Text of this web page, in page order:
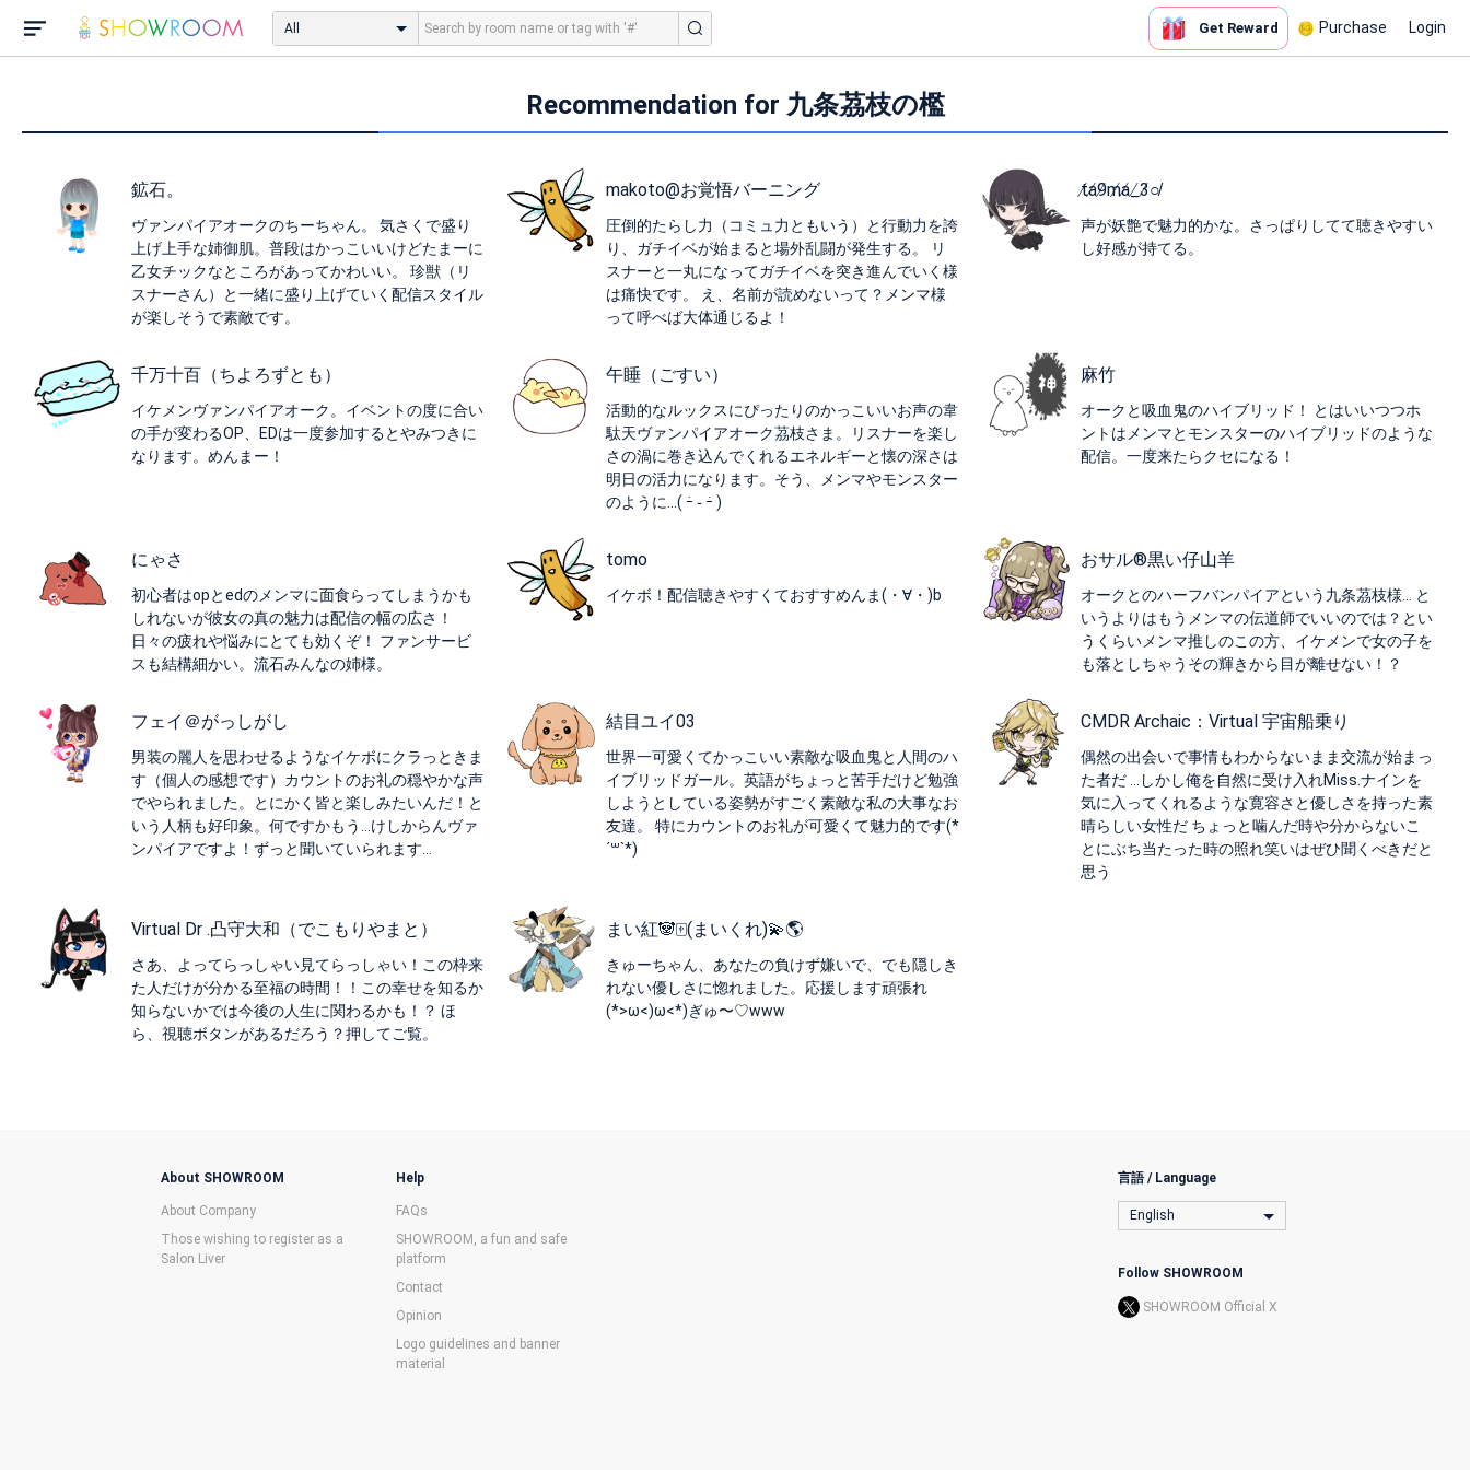
All Get Reward Purchase Login
Recommendation for 九条茘枝の檻
鉱石。
ヴァンパイアオークのちーちゃん。 気さくで盛り
上げ上手な姉御肌。普段はかっこいいけどたまーに
乙女チックなところがあってかわいい。 珍獣（リ
スナーさん）と一緒に盛り上げていく配信スタイル
が楽しそうで素敵です。
makoto@お覚悟バーニング
圧倒的たらし力（コミュ力ともいう）と行動力を誇
り、ガチイベが始まると場外乱闘が発生する。 リ
スナーと一丸になってガチイベを突き進んでいく様
は痛快です。 え、名前が読めないって？メンマ様
って呼べば大体通じるよ！
t̸a̸9̸m̸a̸_̸3̸○̸
声が妖艶で魅力的かな。さっぱりしてて聴きやすい
し好感が持てる。
千万十百（ちよろずとも）
イケメンヴァンパイアオーク。イベントの度に合い
の手が変わるOP、EDは一度参加するとやみつきに
なります。めんまー！
午睡（ごすい）
活動的なルックスにぴったりのかっこいいお声の韋
駄天ヴァンパイアオーク茘枝さま。リスナーを楽し
さの渦に巻き込んでくれるエネルギーと懐の深さは
明日の活力になります。そう、メンマやモンスター
のように…( ｰ̀ ֊ ｰ́ )
麻竹
オークと吸血鬼のハイブリッド！ とはいいつつホ
ントはメンマとモンスターのハイブリッドのような
配信。一度来たらクセになる！
にゃさ
初心者はopとedのメンマに面食らってしまうかも
しれないが彼女の真の魅力は配信の幅の広さ！
日々の疲れや悩みにとても効くぞ！ ファンサービ
スも結構細かい。流石みんなの姉様。
tomo
イケボ！配信聴きやすくておすすめんま(・∀・)b
おサル®️黒い仔山羊
オークとのハーフバンパイアという九条茘枝様… と
いうよりはもうメンマの伝道師でいいのでは？とい
うくらいメンマ推しのこの方、イケメンで女の子を
も落としちゃうその輝きから目が離せない！？
フェイ＠がっしがし
男装の麗人を思わせるようなイケボにクラっときま
す（個人の感想です）カウントのお礼の穏やかな声
でやられました。とにかく皆と楽しみたいんだ！と
いう人柄も好印象。何ですかもう…けしからんヴァ
ンパイアですよ！ずっと聞いていられます…
結目ユイ03
世界一可愛くてかっこいい素敵な吸血鬼と人間のハ
イブリッドガール。英語がちょっと苦手だけど勉強
しようとしている姿勢がすごく素敵な私の大事なお
友達。 特にカウントのお礼が可愛くて魅力的です(*
´꒳`*)
CMDR Archaic：Virtual 宇宙船乗り
偶然の出会いで事情もわからないまま交流が始まっ
た者だ …しかし俺を自然に受け入れMiss.ナインを
気に入ってくれるような寛容さと優しさを持った素
晴らしい女性だ ちょっと噛んだ時や分からないこ
とにぶち当たった時の照れ笑いはぜひ聞くべきだと
思う
Virtual Dr .凸守大和（でこもりやまと）
さあ、よってらっしゃい見てらっしゃい！この枠来
た人だけが分かる至福の時間！！この幸せを知るか
知らないかでは今後の人生に関わるかも！？ ほ
ら、視聴ボタンがあるだろう？押してご覧。
まい紅🐼🀄️(まいくれ)💫🌎
きゅーちゃん、あなたの負けず嫌いで、でも隠しき
れない優しさに惚れました。応援します頑張れ
(*>ω<)ω<*)ぎゅ〜♡www
About SHOWROOM
About Company
Those wishing to register as a
Salon Liver
Help
FAQs
SHOWROOM, a fun and safe
platform
Contact
Opinion
Logo guidelines and banner
material
言語 / Language
English
Follow SHOWROOM
SHOWROOM Official X